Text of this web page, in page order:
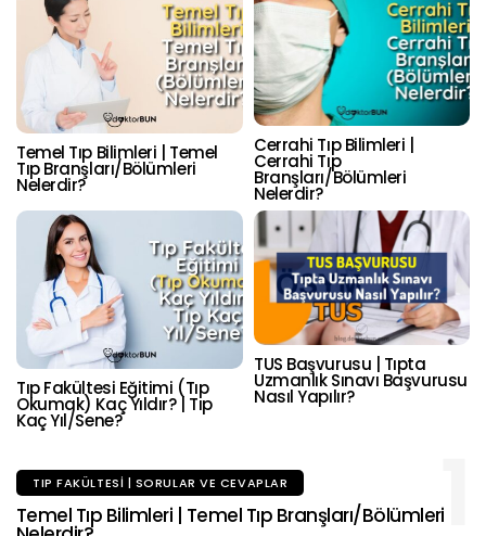
Temel Tıp Bilimleri | Temel
Tıp Branşları/Bölümleri
Nelerdir?
Cerrahi Tıp Bilimleri |
Cerrahi Tıp
Branşları/Bölümleri
Nelerdir?
Tıp Fakültesi Eğitimi (Tıp
Okumak) Kaç Yıldır? | Tıp
Kaç Yıl/Sene?
TUS Başvurusu | Tıpta
Uzmanlık Sınavı Başvurusu
Nasıl Yapılır?
1
TIP FAKÜLTESI | SORULAR VE CEVAPLAR
Temel Tıp Bilimleri | Temel Tıp Branşları/Bölümleri